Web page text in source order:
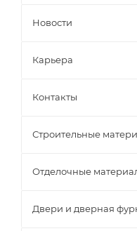
Новости
Карьера
Контакты
Строительные
Отделочные
Двери и дверная